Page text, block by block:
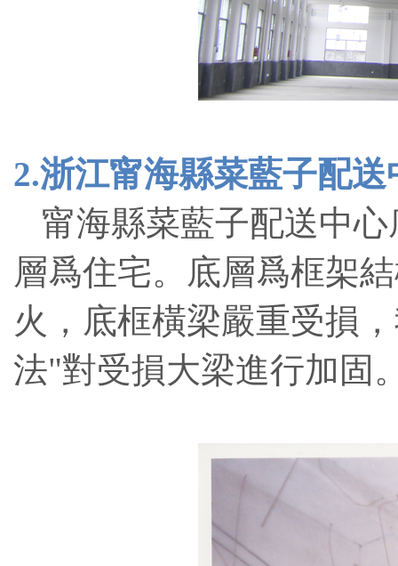
2.浙江甯海縣菜藍子配
甯海縣菜藍子配送中
層爲住宅。底層爲框架
火，底框橫梁嚴重受損
法"對受損大梁進行加固